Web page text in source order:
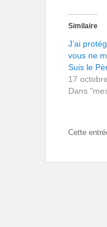
Similaire
J’ai
vous ne
Suis le
17
Dans
Cette